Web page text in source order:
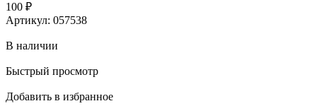
100 ₽
Артикул: 057538
В наличии
Быстрый просмотр
Добавить в избранное